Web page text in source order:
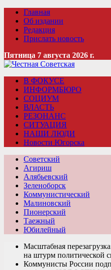
Главная
Об издании
Редакция
Прислать новость
Пятница 7 августа 2026 г.
В ФОКУСЕ
ИНФОРМБЮРО
СОЦИУМ
ВЛАСТЬ
РЕЗОНАНС
СИТУАЦИЯ
НАШИ ЛЮДИ
Новости Югорска
Советский
Агириш
Алябьевский
Зеленоборск
Коммунистический
Малиновский
Пионерский
Таежный
Юбилейный
Масштабная
на штурм политической
Коммунисты России